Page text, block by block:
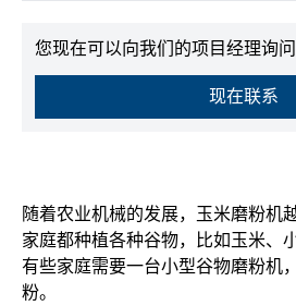
您现在可以向我们的项目经理询
现在联系
随着农业机械的发展，玉米磨粉机
家庭都种植各种谷物，比如玉米、
有些家庭需要一台小型谷物磨粉机
粉。